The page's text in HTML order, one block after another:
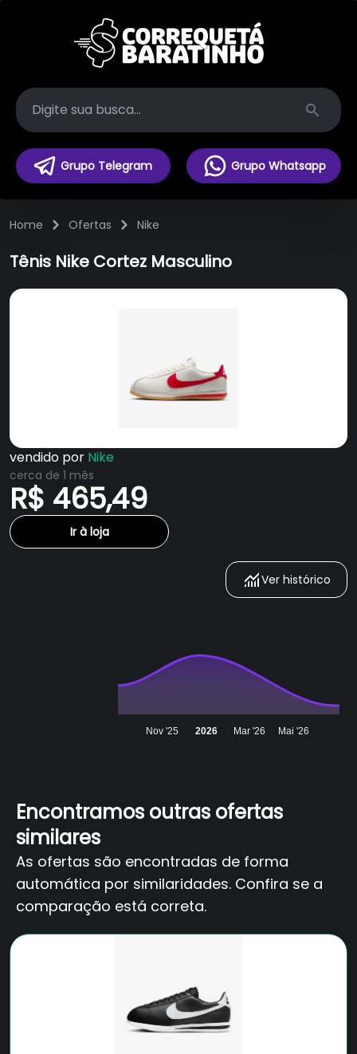
Search
Grupo Telegram Grupo Whatsapp
Home Ofertas Nike
Tênis Nike Cortez Masculino
vendido por Nike
cerca de 1 mês
R$ 465,49
Ir à loja
Ver histórico
Nov '25 2026 Mar '26 Mai '26
Encontramos outras ofertas
similares
As ofertas são encontradas de forma
automática por similaridades. Confira se a
comparação está correta.